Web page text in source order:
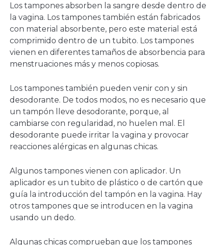
Los tampones absorben la sangre desde dentro de
la vagina. Los tampones también están fabricados
con material absorbente, pero este material está
comprimido dentro de un tubito. Los tampones
vienen en diferentes tamaños de absorbencia para
menstruaciones más y menos copiosas.
Los tampones también pueden venir con y sin
desodorante. De todos modos, no es necesario que
un tampón lleve desodorante, porque, al
cambiarse con regularidad, no huelen mal. El
desodorante puede irritar la vagina y provocar
reacciones alérgicas en algunas chicas.
Algunos tampones vienen con aplicador. Un
aplicador es un tubito de plástico o de cartón que
guía la introducción del tampón en la vagina. Hay
otros tampones que se introducen en la vagina
usando un dedo.
Algunas chicas comprueban que los tampones